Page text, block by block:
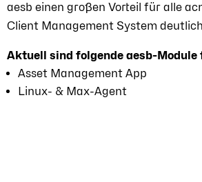
aesb einen großen Vorteil für alle
Client Management System
Aktuell sind folgende aesb-
Asset Management App
Linux- & Max-Agent